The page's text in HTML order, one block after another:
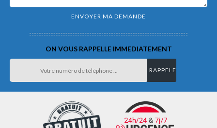
ON VOUS RAPPELLE IMMEDIATEMENT